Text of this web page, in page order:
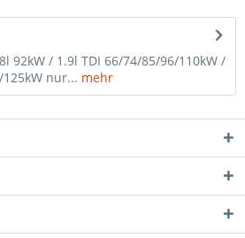
92kW / 1.9l TDI 66/74/85/96/110kW /
nur... mehr